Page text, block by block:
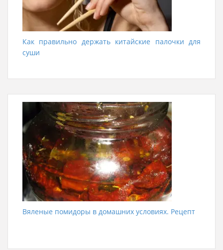
Как правильно держать китайские палочки для
суши
Вяленые помидоры в домашних условиях. Рецепт